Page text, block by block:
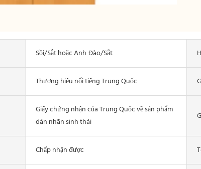
Sồi/Sắt hoặc Anh Đào/Sắt
Thương hiệu nổi tiếng Trung Quốc
Giấy chứng nhận của Trung Quốc về sản phẩm
dán nhãn sinh thái
Chấp nhận được